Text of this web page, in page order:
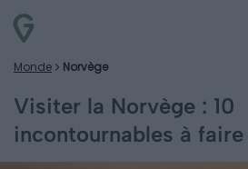
Monde Norvège
Visiter la Norvège : 10
incontournables à